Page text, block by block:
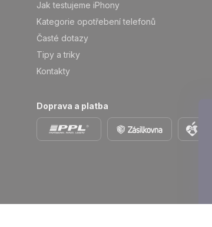
Jak testujeme iPhony
Kategorie opotřebení telefonů
Časté dotazy
Tipy a triky
Kontakty
Doprava a platba